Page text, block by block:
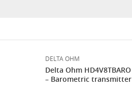
DELTA OHM
Delta Ohm HD4V8TBARO
– Barometric transmitter